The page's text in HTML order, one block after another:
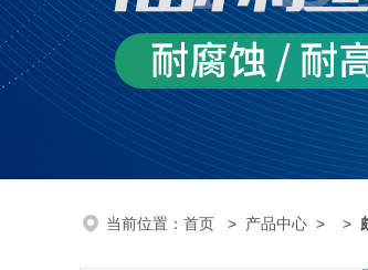
当前位置： 首页 > 产品中心 > >